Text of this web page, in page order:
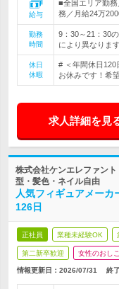
給与
■全国エリア勤
務／月給24万
勤務
時間
9：30～21：30
により異なりま
休日
休暇
# ＜年間休日120
お休みです！希
求人詳細を見
株式会社ケンエレファン
型・髪色・ネイル自由
人気フィギュアメー
126日
正社員 業種未経験OK
第二新卒歓迎 女性のおし
情報更新日：2026/07/31 終